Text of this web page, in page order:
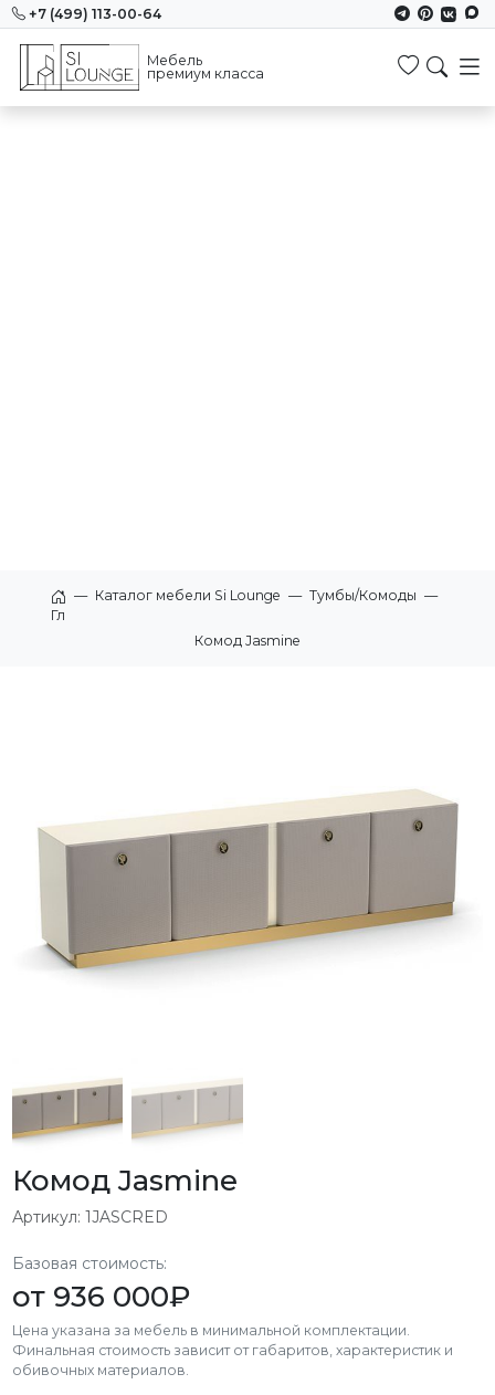
+7 (499) 113-00-64
Мебель
премиум класса
Главная
— Каталог мебели Si Lounge — Тумбы/Комоды —
Комод Jasmine
Комод Jasmine
Артикул: 1JASCRED
Базовая стоимость:
от 936 000₽
Цена указана за мебель в минимальной комплектации.
Финальная стоимость зависит от габаритов, характеристик и
обивочных материалов.